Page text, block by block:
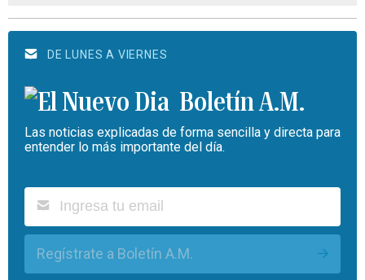
DE LUNES A VIERNES
Boletín A.M.
Las noticias explicadas de forma sencilla y directa para
entender lo más importante del día.
Regístrate a Boletín A.M.